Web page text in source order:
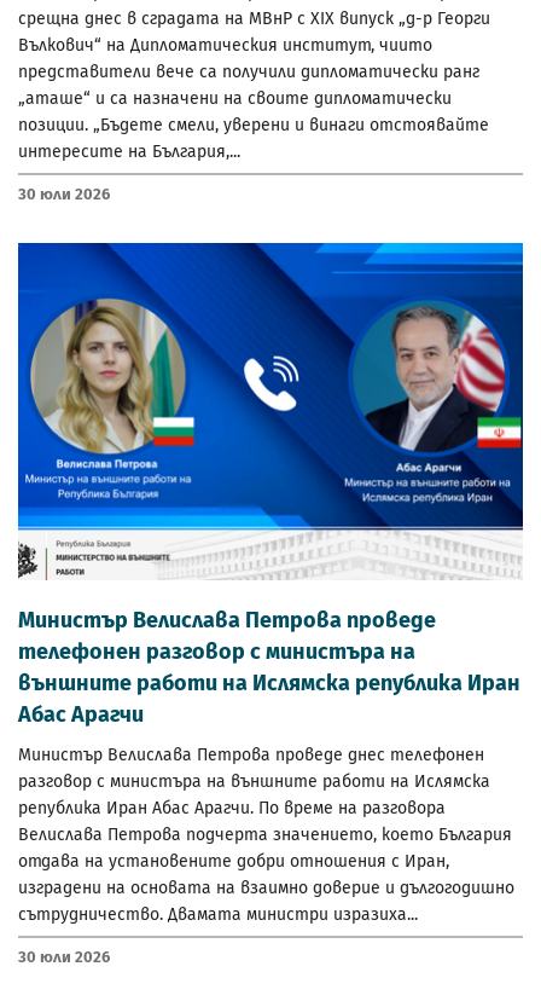
срещна днес в сградата на МВнР с XIX випуск „д-р Георги
Вълкович“ на Дипломатическия институт, чиито
представители вече са получили дипломатически ранг
„аташе“ и са назначени на своите дипломатически
позиции. „Бъдете смели, уверени и винаги отстоявайте
интересите на България,...
30 Юли 2026
Министър Велислава Петрова проведе
телефонен разговор с министъра на
външните работи на Ислямска република Иран
Абас Арагчи
Министър Велислава Петрова проведе днес телефонен
разговор с министъра на външните работи на Ислямска
република Иран Абас Арагчи. По време на разговора
Велислава Петрова подчерта значението, което България
отдава на установените добри отношения с Иран,
изградени на основата на взаимно доверие и дългогодишно
сътрудничество. Двамата министри изразиха...
30 Юли 2026